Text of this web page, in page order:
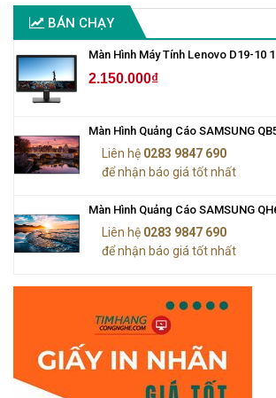
BÁN CHẠY
Màn Hình Máy Tính Lenovo D19-10
2.150.000₫
Màn Hình Quảng Cáo SAMSUNG
Liên hệ 0283 9847 690
để nhận báo giá tốt nhất
Màn Hình Quảng Cáo SAMSUNG
Liên hệ 0283 9847 690
để nhận báo giá tốt nhất